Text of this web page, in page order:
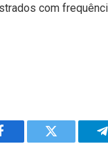
com
Twitter